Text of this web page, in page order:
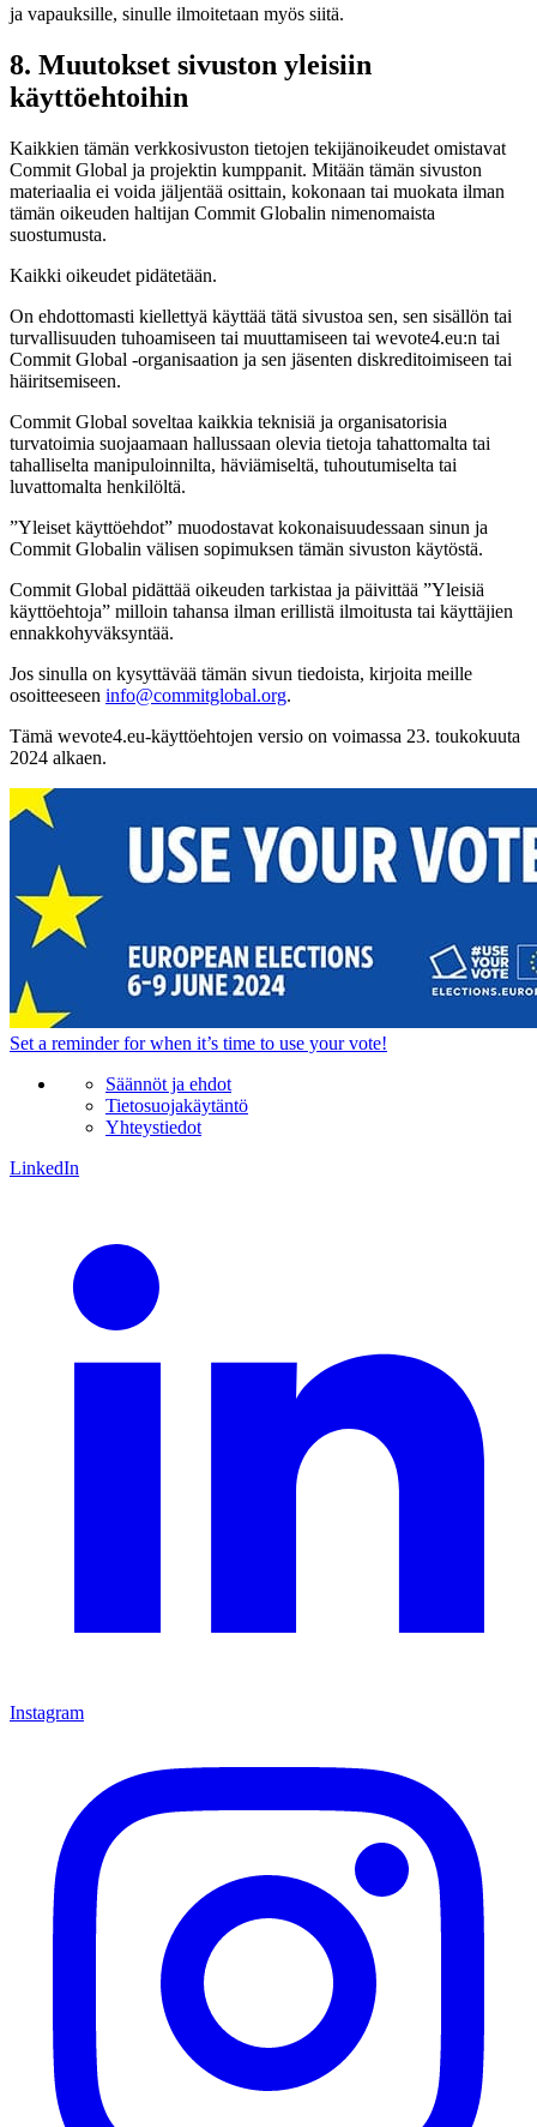
ja vapauksille, sinulle ilmoitetaan myös siitä.
8. Muutokset sivuston yleisiin
käyttöehtoihin
Kaikkien tämän verkkosivuston tietojen tekijänoikeudet omistavat
Commit Global ja projektin kumppanit. Mitään tämän sivuston
materiaalia ei voida jäljentää osittain, kokonaan tai muokata ilman
tämän oikeuden haltijan Commit Globalin nimenomaista
suostumusta.
Kaikki oikeudet pidätetään.
On ehdottomasti kiellettyä käyttää tätä sivustoa sen, sen sisällön tai
turvallisuuden tuhoamiseen tai muuttamiseen tai wevote4.eu:n tai
Commit Global -organisaation ja sen jäsenten diskreditoimiseen tai
häiritsemiseen.
Commit Global soveltaa kaikkia teknisiä ja organisatorisia
turvatoimia suojaamaan hallussaan olevia tietoja tahattomalta tai
tahalliselta manipuloinnilta, häviämiseltä, tuhoutumiselta tai
luvattomalta henkilöltä.
”Yleiset käyttöehdot” muodostavat kokonaisuudessaan sinun ja
Commit Globalin välisen sopimuksen tämän sivuston käytöstä.
Commit Global pidättää oikeuden tarkistaa ja päivittää ”Yleisiä
käyttöehtoja” milloin tahansa ilman erillistä ilmoitusta tai käyttäjien
ennakkohyväksyntää.
Jos sinulla on kysyttävää tämän sivun tiedoista, kirjoita meille
osoitteeseen info@commitglobal.org.
Tämä wevote4.eu-käyttöehtojen versio on voimassa 23. toukokuuta
2024 alkaen.
Set a reminderfor when it’s time to use your vote!
Säännöt ja ehdot
Tietosuojakäytäntö
Yhteystiedot
LinkedIn
Instagram